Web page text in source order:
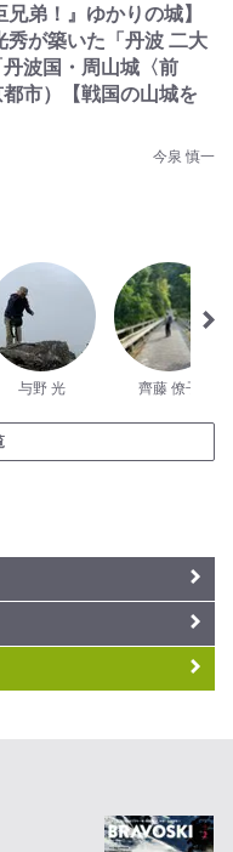
兄弟！』ゆかりの城】
が築いた「丹波 二大
波国・周山城〈前
市）【戦国の山城を
今泉 慎一
与野 光 齊藤 僚子